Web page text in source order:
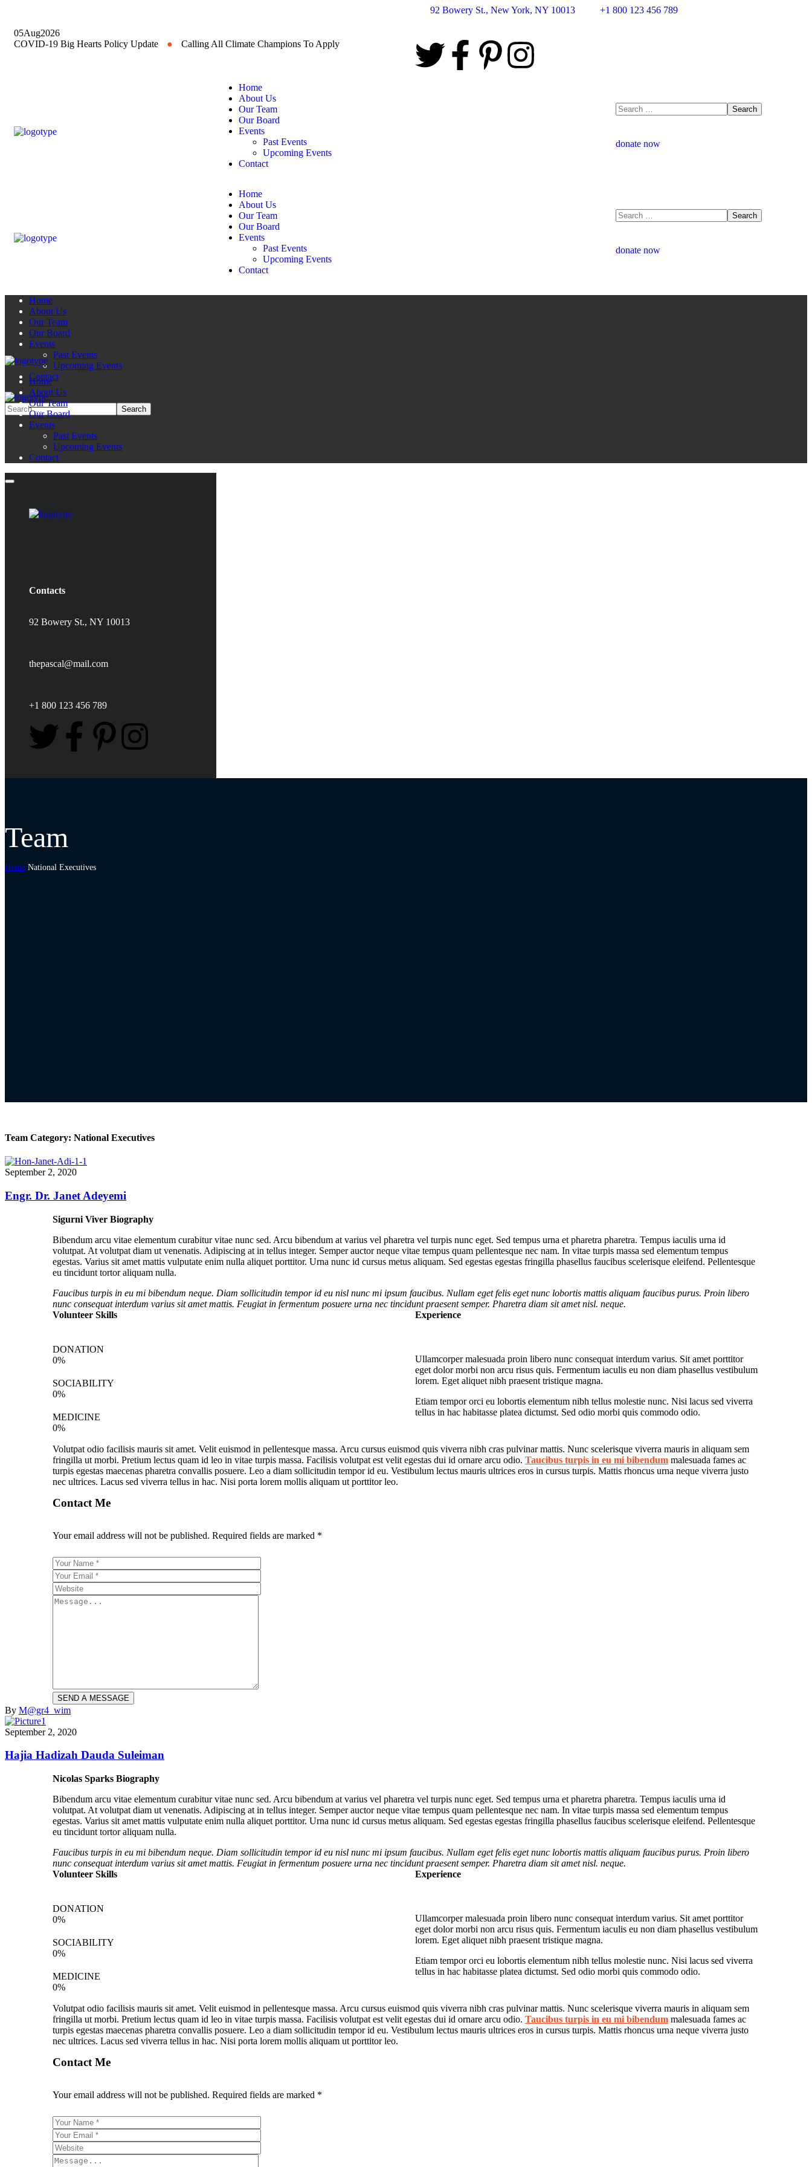
05Aug2026
COVID-19 Big Hearts Policy Update
● Calling All Climate Champions To Apply
92 Bowery St., New York, NY 10013 +1 800 123 456 789
Home
About Us
Our Team
Our Board
Events
Past Events
Upcoming Events
Contact
donate now
Home
About Us
Our Team
Our Board
Events
Past Events
Upcoming Events
Contact
donate now
Home
About Us
Our Team
Our Board
Events
Past Events
Upcoming Events
Contact
Home
About Us
Our Team
Our Board
Events
Past Events
Upcoming Events
Contact
Contacts
92 Bowery St., NY 10013
thepascal@mail.com
+1 800 123 456 789
Team
Home National Executives
Team Category: National Executives
September 2, 2020
Engr. Dr. Janet Adeyemi
Sigurni Viver Biography
Bibendum arcu vitae elementum curabitur vitae nunc sed. Arcu bibendum at varius vel pharetra vel turpis nunc eget. Sed tempus urna et pharetra pharetra. Tempus iaculis urna id
volutpat. At volutpat diam ut venenatis. Adipiscing at in tellus integer. Semper auctor neque vitae tempus quam pellentesque nec nam. In vitae turpis massa sed elementum tempus
egestas. Varius sit amet mattis vulputate enim nulla aliquet porttitor. Urna nunc id cursus metus aliquam. Sed egestas egestas fringilla phasellus faucibus scelerisque eleifend. Pellentesque
eu tincidunt tortor aliquam nulla.
Faucibus turpis in eu mi bibendum neque. Diam sollicitudin tempor id eu nisl nunc mi ipsum faucibus. Nullam eget felis eget nunc lobortis mattis aliquam faucibus purus. Proin libero
nunc consequat interdum varius sit amet mattis. Feugiat in fermentum posuere urna nec tincidunt praesent semper. Pharetra diam sit amet nisl. neque.
Volunteer Skills
DONATION
0%
SOCIABILITY
0%
MEDICINE
0%
Experience
Ullamcorper malesuada proin libero nunc consequat interdum varius. Sit amet porttitor
eget dolor morbi non arcu risus quis. Fermentum iaculis eu non diam phasellus vestibulum
lorem. Eget aliquet nibh praesent tristique magna.
Etiam tempor orci eu lobortis elementum nibh tellus molestie nunc. Nisi lacus sed viverra
tellus in hac habitasse platea dictumst. Sed odio morbi quis commodo odio.
Volutpat odio facilisis mauris sit amet. Velit euismod in pellentesque massa. Arcu cursus euismod quis viverra nibh cras pulvinar mattis. Nunc scelerisque viverra mauris in aliquam sem
fringilla ut morbi. Pretium lectus quam id leo in vitae turpis massa. Facilisis volutpat est velit egestas dui id ornare arcu odio. Taucibus turpis in eu mi bibendum malesuada fames ac
turpis egestas maecenas pharetra convallis posuere. Leo a diam sollicitudin tempor id eu. Vestibulum lectus mauris ultrices eros in cursus turpis. Mattis rhoncus urna neque viverra justo
nec ultrices. Lacus sed viverra tellus in hac. Nisi porta lorem mollis aliquam ut porttitor leo.
Contact Me
Your email address will not be published. Required fields are marked *
By M@gr4_wim
September 2, 2020
Hajia Hadizah Dauda Suleiman
Nicolas Sparks Biography
Bibendum arcu vitae elementum curabitur vitae nunc sed. Arcu bibendum at varius vel pharetra vel turpis nunc eget. Sed tempus urna et pharetra pharetra. Tempus iaculis urna id
volutpat. At volutpat diam ut venenatis. Adipiscing at in tellus integer. Semper auctor neque vitae tempus quam pellentesque nec nam. In vitae turpis massa sed elementum tempus
egestas. Varius sit amet mattis vulputate enim nulla aliquet porttitor. Urna nunc id cursus metus aliquam. Sed egestas egestas fringilla phasellus faucibus scelerisque eleifend. Pellentesque
eu tincidunt tortor aliquam nulla.
Faucibus turpis in eu mi bibendum neque. Diam sollicitudin tempor id eu nisl nunc mi ipsum faucibus. Nullam eget felis eget nunc lobortis mattis aliquam faucibus purus. Proin libero
nunc consequat interdum varius sit amet mattis. Feugiat in fermentum posuere urna nec tincidunt praesent semper. Pharetra diam sit amet nisl. neque.
Volunteer Skills
DONATION
0%
SOCIABILITY
0%
MEDICINE
0%
Experience
Ullamcorper malesuada proin libero nunc consequat interdum varius. Sit amet porttitor
eget dolor morbi non arcu risus quis. Fermentum iaculis eu non diam phasellus vestibulum
lorem. Eget aliquet nibh praesent tristique magna.
Etiam tempor orci eu lobortis elementum nibh tellus molestie nunc. Nisi lacus sed viverra
tellus in hac habitasse platea dictumst. Sed odio morbi quis commodo odio.
Volutpat odio facilisis mauris sit amet. Velit euismod in pellentesque massa. Arcu cursus euismod quis viverra nibh cras pulvinar mattis. Nunc scelerisque viverra mauris in aliquam sem
fringilla ut morbi. Pretium lectus quam id leo in vitae turpis massa. Facilisis volutpat est velit egestas dui id ornare arcu odio. Taucibus turpis in eu mi bibendum malesuada fames ac
turpis egestas maecenas pharetra convallis posuere. Leo a diam sollicitudin tempor id eu. Vestibulum lectus mauris ultrices eros in cursus turpis. Mattis rhoncus urna neque viverra justo
nec ultrices. Lacus sed viverra tellus in hac. Nisi porta lorem mollis aliquam ut porttitor leo.
Contact Me
Your email address will not be published. Required fields are marked *